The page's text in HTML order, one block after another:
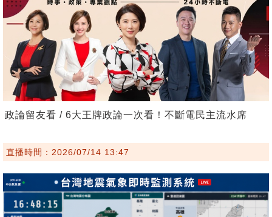
政論留友看 / 6大王牌政論一次看！不斷電民主流水席
直播時間：2026/07/14 13:47